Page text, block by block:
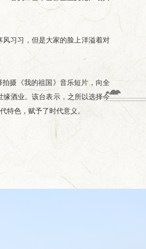
习习，但是大家的脸上洋溢着对
摄《我的祖国》音乐短片，向全
酒业。该台表示，之所以选择今
特色，赋予了时代意义。